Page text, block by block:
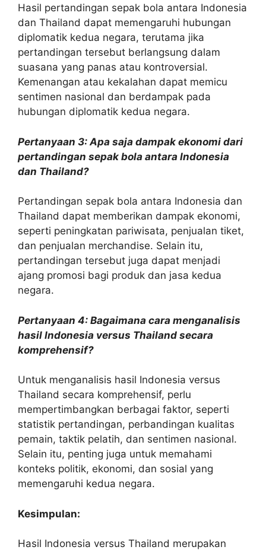
Hasil pertandingan sepak bola antara Indonesia
dan Thailand dapat memengaruhi hubungan
diplomatik kedua negara, terutama jika
pertandingan tersebut berlangsung dalam
suasana yang panas atau kontroversial.
Kemenangan atau kekalahan dapat memicu
sentimen nasional dan berdampak pada
hubungan diplomatik kedua negara.
Pertanyaan 3: Apa saja dampak ekonomi dari
pertandingan sepak bola antara Indonesia
dan Thailand?
Pertandingan sepak bola antara Indonesia dan
Thailand dapat memberikan dampak ekonomi,
seperti peningkatan pariwisata, penjualan tiket,
dan penjualan merchandise. Selain itu,
pertandingan tersebut juga dapat menjadi
ajang promosi bagi produk dan jasa kedua
negara.
Pertanyaan 4: Bagaimana cara menganalisis
hasil Indonesia versus Thailand secara
komprehensif?
Untuk menganalisis hasil Indonesia versus
Thailand secara komprehensif, perlu
mempertimbangkan berbagai faktor, seperti
statistik pertandingan, perbandingan kualitas
pemain, taktik pelatih, dan sentimen nasional.
Selain itu, penting juga untuk memahami
konteks politik, ekonomi, dan sosial yang
memengaruhi kedua negara.
Kesimpulan:
Hasil Indonesia versus Thailand merupakan